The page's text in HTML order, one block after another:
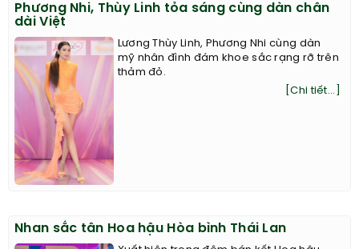
Phương Nhi, Thùy Linh tỏa sáng cùng dàn chân
dài Việt
Lương Thùy Linh, Phương Nhi cùng dàn
mỹ nhân đình đám khoe sắc rạng rỡ trên
thảm đỏ.
[Chi tiết...]
Nhan sắc tân Hoa hậu Hòa bình Thái Lan